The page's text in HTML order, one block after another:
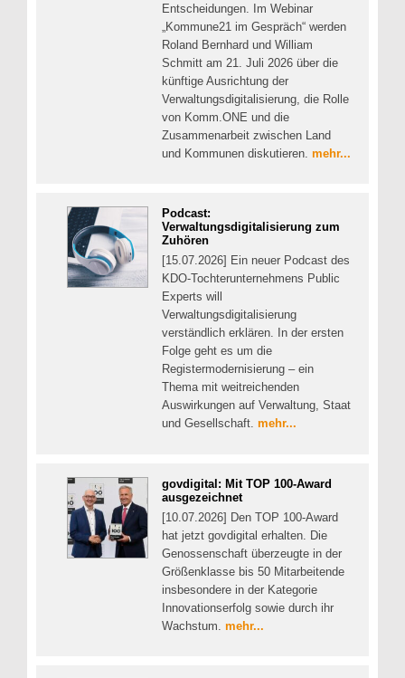
Entscheidungen. Im Webinar
„Kommune21 im Gespräch“ werden
Roland Bernhard und William
Schmitt am 21. Juli 2026 über die
künftige Ausrichtung der
Verwaltungsdigitalisierung, die Rolle
von Komm.ONE und die
Zusammenarbeit zwischen Land
und Kommunen diskutieren. mehr...
Podcast:
Verwaltungsdigitalisierung zum
Zuhören
[15.07.2026] Ein neuer Podcast des
KDO-Tochterunternehmens Public
Experts will
Verwaltungsdigitalisierung
verständlich erklären. In der ersten
Folge geht es um die
Registermodernisierung – ein
Thema mit weitreichenden
Auswirkungen auf Verwaltung, Staat
und Gesellschaft. mehr...
govdigital: Mit TOP 100-Award
ausgezeichnet
[10.07.2026] Den TOP 100-Award
hat jetzt govdigital erhalten. Die
Genossenschaft überzeugte in der
Größenklasse bis 50 Mitarbeitende
insbesondere in der Kategorie
Innovationserfolg sowie durch ihr
Wachstum. mehr...